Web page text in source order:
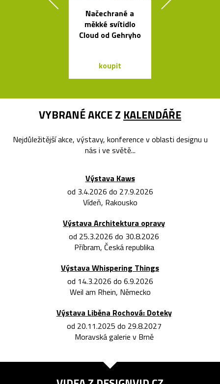
Načechrané a
měkké svítidlo
Cloud od Gehryho
koupit
VYBRANÉ AKCE Z KALENDÁŘE
Nejdůležitější akce, výstavy, konference v oblasti designu u
nás i ve světě...
Výstava Kaws
od 3.4.2026 do 27.9.2026
Vídeň, Rakousko
Výstava Architektura opravy
od 25.3.2026 do 30.8.2026
Příbram, Česká republika
Výstava Whispering Things
od 14.3.2026 do 6.9.2026
Weil am Rhein, Německo
Výstava Liběna Rochová: Doteky
od 20.11.2025 do 29.8.2027
Moravská galerie v Brně